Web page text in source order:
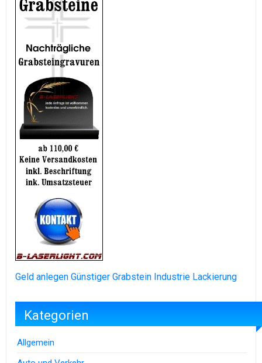
Geld anlegen Günstiger Grabstein Industrie Lackierung
Kategorien
Allgemein